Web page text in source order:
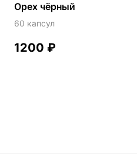
Орех чёрный
60 капсул
1200 ₽